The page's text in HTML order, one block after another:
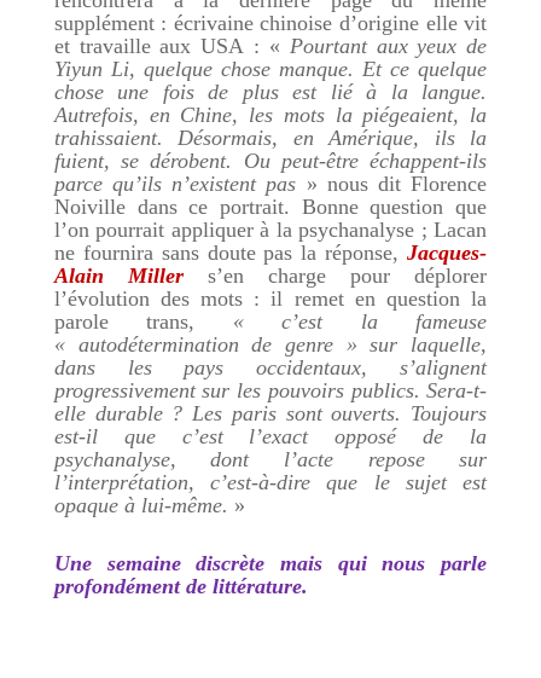
supplément : écrivaine chinoise d’origine elle vit
et travaille aux USA : « Pourtant aux yeux de
Yiyun Li, quelque chose manque. Et ce quelque
chose une fois de plus est lié à la langue.
Autrefois, en Chine, les mots la piégeaient, la
trahissaient. Désormais, en Amérique, ils la
fuient, se dérobent. Ou peut-être échappent-ils
parce qu’ils n’existent pas » nous dit Florence
Noiville dans ce portrait. Bonne question que
l’on pourrait appliquer à la psychanalyse ; Lacan
ne fournira sans doute pas la réponse,Jacques-
Alain Miller
s’en charge pour déplorer
l’évolution des mots : il remet en question la
parole trans, « c’est la fameuse
« autodétermination de genre » sur laquelle,
dans les pays occidentaux, s’alignent
progressivement sur les pouvoirs publics. Sera-t-
elle durable ? Les paris sont ouverts. Toujours
est-il que c’est l’exact opposé de la
psychanalyse, dont l’acte repose sur
l’interprétation, c’est-à-dire que le sujet est
opaque à lui-même. »
Une semaine discrète mais qui nous parle
profondément de littérature.